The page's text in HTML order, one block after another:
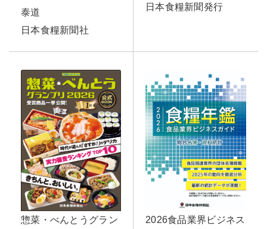
泰道
日本食糧新聞社
日本食糧新聞発行
惣菜・べんとうグラン
2026食品業界ビジネス